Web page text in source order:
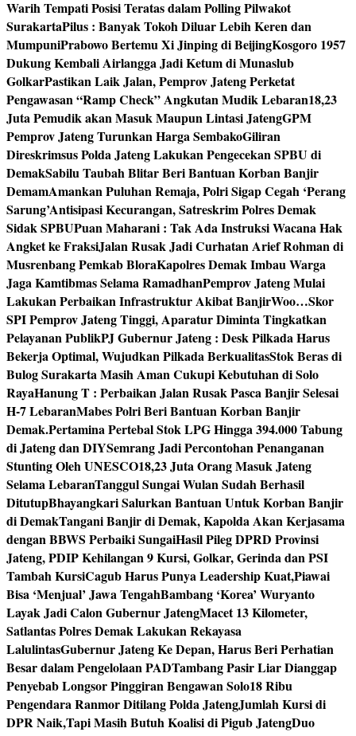
Warih Tempati Posisi Teratas dalam Polling Pilwakot
SurakartaPilus : Banyak Tokoh Diluar Lebih Keren dan
MumpuniPrabowo Bertemu Xi Jinping di BeijingKosgoro 1957
Dukung Kembali Airlangga Jadi Ketum di Munaslub
GolkarPastikan Laik Jalan, Pemprov Jateng Perketat
Pengawasan “Ramp Check” Angkutan Mudik Lebaran18,23
Juta Pemudik akan Masuk Maupun Lintasi JatengGPM
Pemprov Jateng Turunkan Harga SembakoGiliran
Direskrimsus Polda Jateng Lakukan Pengecekan SPBU di
DemakSabilu Taubah Blitar Beri Bantuan Korban Banjir
DemamAmankan Puluhan Remaja, Polri Sigap Cegah ‘Perang
Sarung’Antisipasi Kecurangan, Satreskrim Polres Demak
Sidak SPBUPuan Maharani : Tak Ada Instruksi Wacana Hak
Angket ke FraksiJalan Rusak Jadi Curhatan Arief Rohman di
Musrenbang Pemkab BloraKapolres Demak Imbau Warga
Jaga Kamtibmas Selama RamadhanPemprov Jateng Mulai
Lakukan Perbaikan Infrastruktur Akibat BanjirWoo…Skor
SPI Pemprov Jateng Tinggi, Aparatur Diminta Tingkatkan
Pelayanan PublikPJ Gubernur Jateng : Desk Pilkada Harus
Bekerja Optimal, Wujudkan Pilkada BerkualitasStok Beras di
Bulog Surakarta Masih Aman Cukupi Kebutuhan di Solo
RayaHanung T : Perbaikan Jalan Rusak Pasca Banjir Selesai
H-7 LebaranMabes Polri Beri Bantuan Korban Banjir
Demak.Pertamina Pertebal Stok LPG Hingga 394.000 Tabung
di Jateng dan DIYSemrang Jadi Percontohan Penanganan
Stunting Oleh UNESCO18,23 Juta Orang Masuk Jateng
Selama LebaranTanggul Sungai Wulan Sudah Berhasil
DitutupBhayangkari Salurkan Bantuan Untuk Korban Banjir
di DemakTangani Banjir di Demak, Kapolda Akan Kerjasama
dengan BBWS Perbaiki SungaiHasil Pileg DPRD Provinsi
Jateng, PDIP Kehilangan 9 Kursi, Golkar, Gerinda dan PSI
Tambah KursiCagub Harus Punya Leadership Kuat,Piawai
Bisa ‘Menjual’ Jawa TengahBambang ‘Korea’ Wuryanto
Layak Jadi Calon Gubernur JatengMacet 13 Kilometer,
Satlantas Polres Demak Lakukan Rekayasa
LalulintasGubernur Jateng Ke Depan, Harus Beri Perhatian
Besar dalam Pengelolaan PADTambang Pasir Liar Dianggap
Penyebab Longsor Pinggiran Bengawan Solo18 Ribu
Pengendara Ranmor Ditilang Polda JatengJumlah Kursi di
DPR Naik,Tapi Masih Butuh Koalisi di Pigub JatengDuo